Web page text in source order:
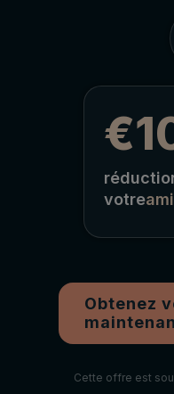
votre
Obtenez
Cette offre est